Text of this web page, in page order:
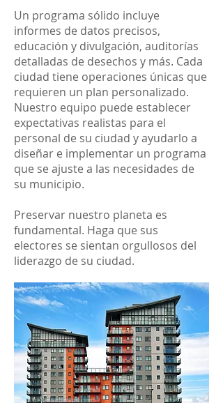
Un programa sólido incluye
informes de datos precisos,
educación y divulgación, auditorías
detalladas de desechos y más. Cada
ciudad tiene operaciones únicas que
requieren un plan personalizado.
Nuestro equipo puede establecer
expectativas realistas para el
personal de su ciudad y ayudarlo a
diseñar e implementar un programa
que se ajuste a las necesidades de
su municipio.
Preservar nuestro planeta es
fundamental. Haga que sus
electores se sientan orgullosos del
liderazgo de su ciudad.